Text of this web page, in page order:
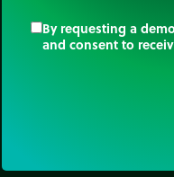
By requesting a
and consent to